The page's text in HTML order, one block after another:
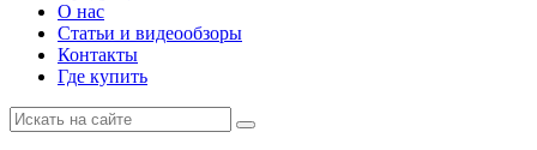
О нас
Статьи и видеообзоры
Контакты
Где купить